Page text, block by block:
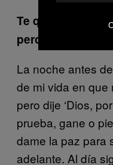
Te quedaste
pero te fuiste sin
La noche antes
de mi vida en que
pero dije ‘Dios,
prueba, gane o
dame la paz para
adelante. Al día